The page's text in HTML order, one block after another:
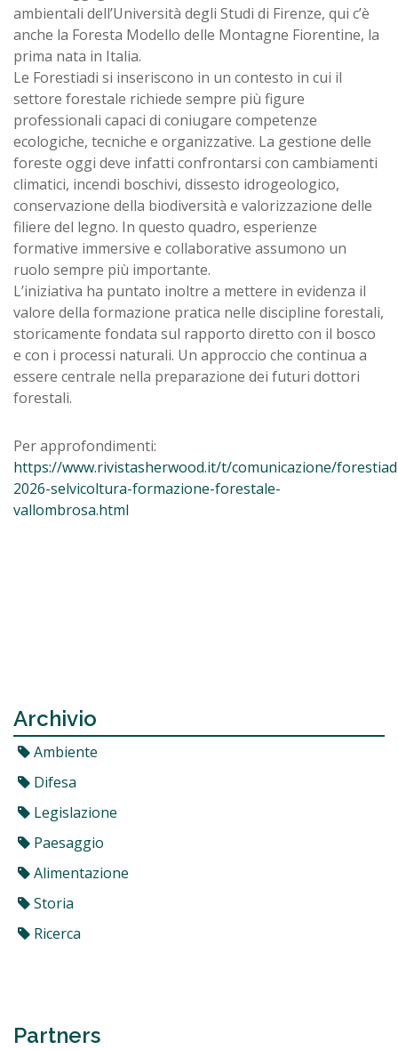
ambientali dell’Università degli Studi di Firenze, qui c’è
anche la Foresta Modello delle Montagne Fiorentine, la
prima nata in Italia.
Le Forestiadi si inseriscono in un contesto in cui il
settore forestale richiede sempre più figure
professionali capaci di coniugare competenze
ecologiche, tecniche e organizzative. La gestione delle
foreste oggi deve infatti confrontarsi con cambiamenti
climatici, incendi boschivi, dissesto idrogeologico,
conservazione della biodiversità e valorizzazione delle
filiere del legno. In questo quadro, esperienze
formative immersive e collaborative assumono un
ruolo sempre più importante.
L’iniziativa ha puntato inoltre a mettere in evidenza il
valore della formazione pratica nelle discipline forestali,
storicamente fondata sul rapporto diretto con il bosco
e con i processi naturali. Un approccio che continua a
essere centrale nella preparazione dei futuri dottori
forestali.
Per approfondimenti:
https://www.rivistasherwood.it/t/comunicazione/
2026-selvicoltura-formazione-forestale-
vallombrosa.html
Archivio
Ambiente
Difesa
Legislazione
Paesaggio
Alimentazione
Storia
Ricerca
Partners